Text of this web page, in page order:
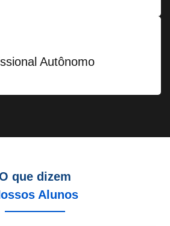
Autônomo
que dizem
Alunos